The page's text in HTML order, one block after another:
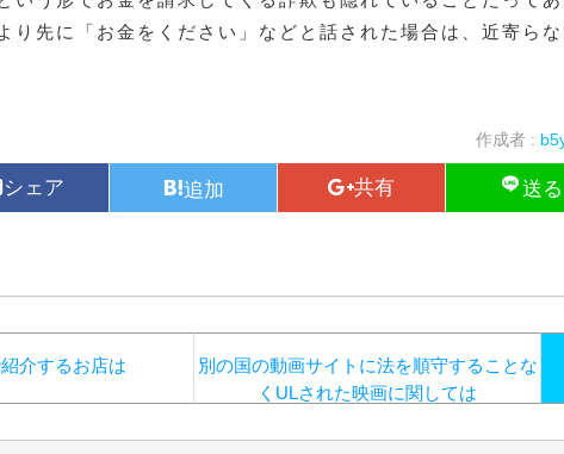
り先に「お金をください」などと話された場合は、近寄らな
作成者 :
介するお店は
別の国の動画サイトに法を順守することな
くULされた映画に関しては